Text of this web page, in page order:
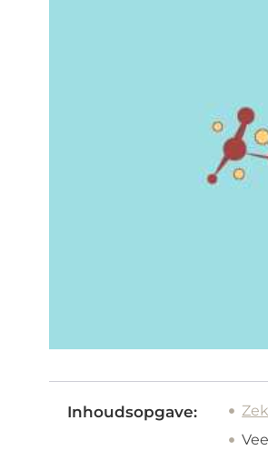
Inhoudsopgave: